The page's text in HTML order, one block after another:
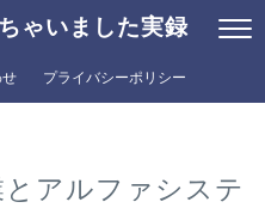
ゃいました実録
せ プライバシーポリシー
アルファシステ